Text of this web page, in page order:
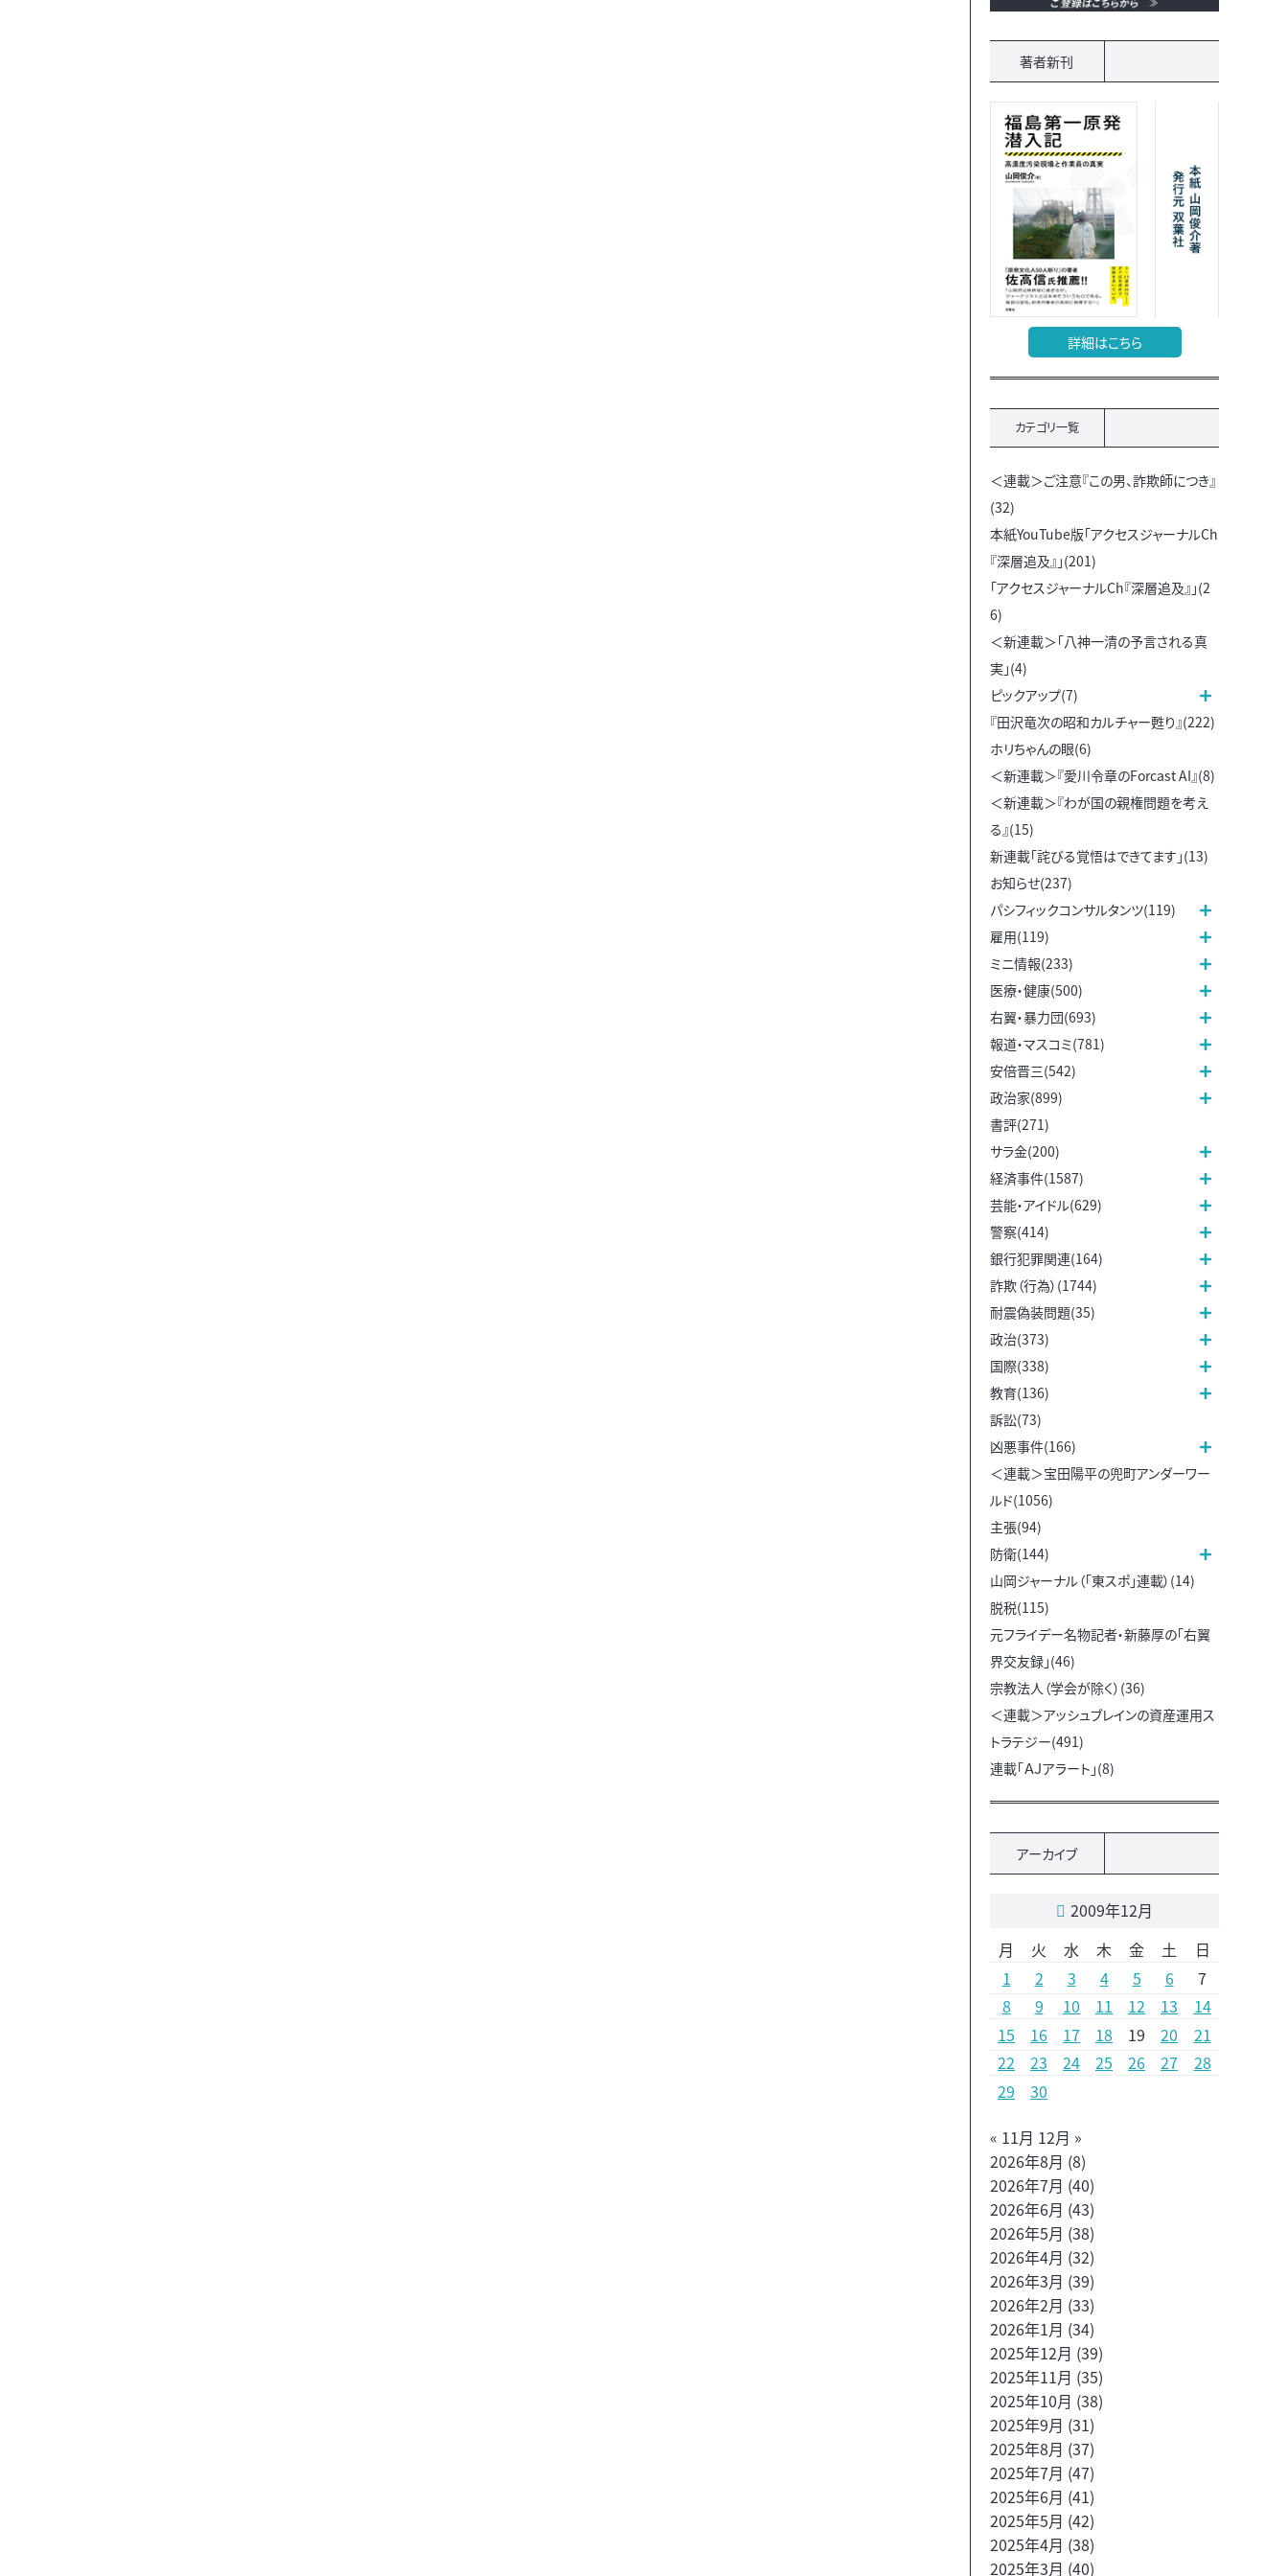
著者新刊
詳細はこちら
カテゴリ一覧
＜連載＞ご注意『この男、詐欺師につき』
(32)
本紙YouTube版「アクセスジャーナルCh
『深層追及』」(201)
「アクセスジャーナルCh『深層追及』」(2
6)
＜新連載＞「八神一清の予言される真
実」(4)
ピックアップ(7)
『田沢竜次の昭和カルチャー甦り』(222)
ホリちゃんの眼(6)
＜新連載＞『愛川令章のForcast AI』(8)
＜新連載＞『わが国の親権問題を考え
る』(15)
新連載「詫びる覚悟はできてます」(13)
お知らせ(237)
パシフィックコンサルタンツ(119)
雇用(119)
ミニ情報(233)
医療・健康(500)
右翼・暴力団(693)
報道・マスコミ(781)
安倍晋三(542)
政治家(899)
書評(271)
サラ金(200)
経済事件(1587)
芸能・アイドル(629)
警察(414)
銀行犯罪関連(164)
詐欺（行為）(1744)
耐震偽装問題(35)
政治(373)
国際(338)
教育(136)
訴訟(73)
凶悪事件(166)
＜連載＞宝田陽平の兜町アンダーワー
ルド(1056)
主張(94)
防衛(144)
山岡ジャーナル（「東スポ」連載）(14)
脱税(115)
元フライデー名物記者・新藤厚の「右翼
界交友録」(46)
宗教法人（学会が除く）(36)
＜連載＞アッシュブレインの資産運用ス
トラテジー(491)
連載「ＡＪアラート」(8)
アーカイブ
2009年12月
月
火 水 木 金 土
日
1
2 3 4 5 6
7
8
9 10 11 12 13
14
15
16 17 18 19 20
21
22
23 24 25 26 27
28
29
30
« 11月 12月 »
2026年8月 (8)
2026年7月 (40)
2026年6月 (43)
2026年5月 (38)
2026年4月 (32)
2026年3月 (39)
2026年2月 (33)
2026年1月 (34)
2025年12月 (39)
2025年11月 (35)
2025年10月 (38)
2025年9月 (31)
2025年8月 (37)
2025年7月 (47)
2025年6月 (41)
2025年5月 (42)
2025年4月 (38)
2025年3月 (40)